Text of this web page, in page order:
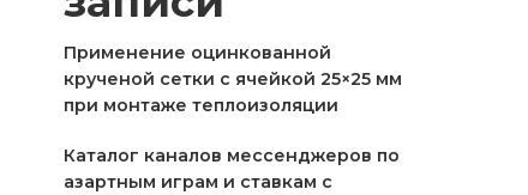
Применение оцинкованной
крученой сетки с ячейкой 25×25 мм
при монтаже теплоизоляции
Каталог каналов мессенджеров по
азартным играм и ставкам с